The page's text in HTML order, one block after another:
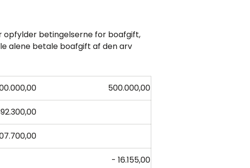
opfylder betingelserne for boafgift,
alene betale boafgift af den arv
500.000,00
- 16.155,00